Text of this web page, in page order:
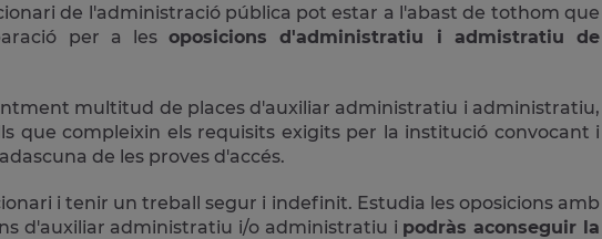
de l'administració pública pot estar a l'abast de tothom que
per a lesoposicions d'administratiu i admistratiu de
multitud de places d'auxiliar administratiu i administratiu,
que compleixin els requisits exigits per la institució convocant i
de les proves d'accés.
i tenir un treball segur i indefinit. Estudia les oposicions amb
d'auxiliar administratiu i/o administratiu i podràs aconseguir la